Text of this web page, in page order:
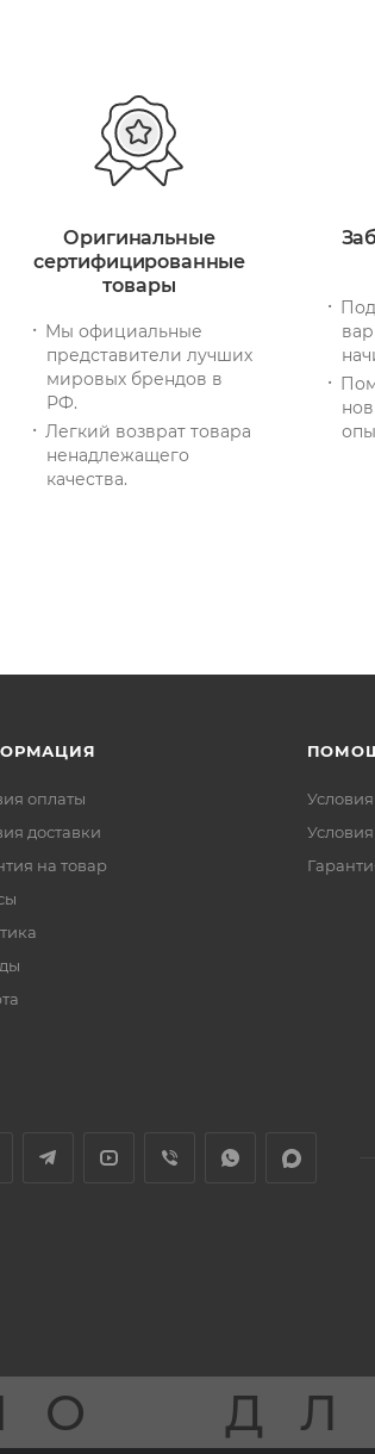
Оригинальные
сертифицированные
товары
Мы официальные
представители лучших
мировых брендов в
РФ.
Легкий возврат товара
ненадлежащего
качества.
оплаты
доставки
на товар